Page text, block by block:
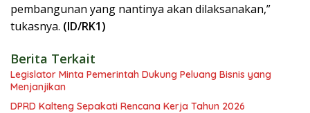
pembangunan yang nantinya akan dilaksanakan,”
tukasnya. (ID/RK1)
Berita Terkait
Legislator Minta Pemerintah Dukung Peluang Bisnis yang
Menjanjikan
DPRD Kalteng Sepakati Rencana Kerja Tahun 2026